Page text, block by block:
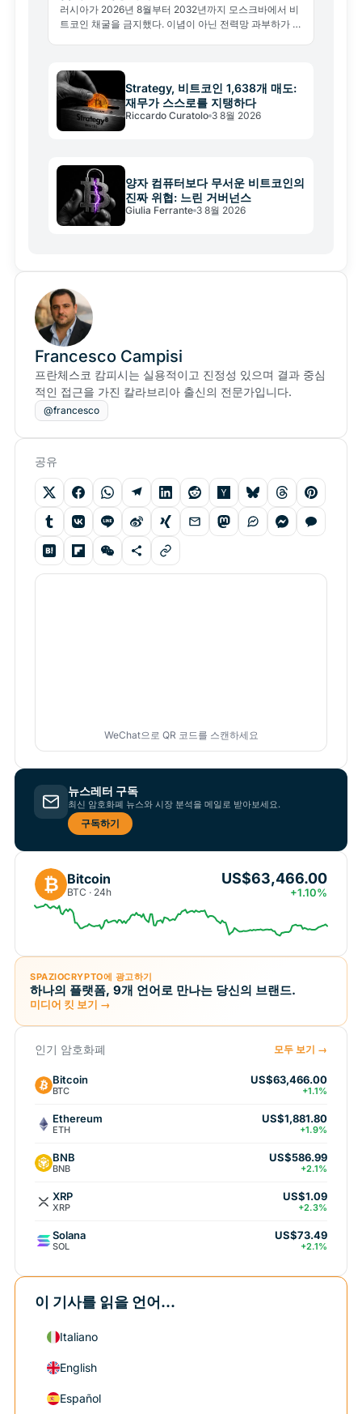
러시아가 2026년 8월부터 2032년까지 모스크바에서 비
트코인 채굴을 금지했다. 이념이 아닌 전력망 과부하가 이
Strategy, 비트코인 1,638개 매도:
재무가 스스로를 지탱하다
Riccardo Curatolo 3 8월 2026
양자 컴퓨터보다 무서운 비트코인의
진짜 위협: 느린 거버넌스
Giulia Ferrante 3 8월 2026
Francesco Campisi
프란체스코 캄피시는 실용적이고 진정성 있으며 결과 중심
적인 접근을 가진 칼라브리아 출신의 전문가입니다.
@francesco
공유
WeChat으로 QR 코드를 스캔하세요
뉴스레터 구독
최신 암호화폐 뉴스와 시장 분석을 메일로 받아보세요.
구독하기
₿ Bitcoin
BTC · 24h
US$63,466.00
+1.10%
SPAZIOCRYPTO에 광고하기
하나의 플랫폼, 9개 언어로 만나는 당신의 브랜드.
미디어 킷 보기 →
인기 암호화폐 모두 보기 →
Bitcoin
BTC
US$63,466.00
+1.1%
Ethereum
ETH
US$1,881.80
+1.9%
BNB
BNB
US$586.99
+2.1%
XRP
XRP
US$1.09
+2.3%
Solana
SOL
US$73.49
+2.1%
이 기사를 읽을 언어...
Italiano
English
Español